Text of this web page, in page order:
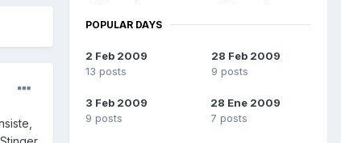
POPULAR DAYS
2 Feb 2009
13 posts
28 Feb 2009
9 posts
3 Feb 2009
9 posts
28 Ene 2009
7 posts